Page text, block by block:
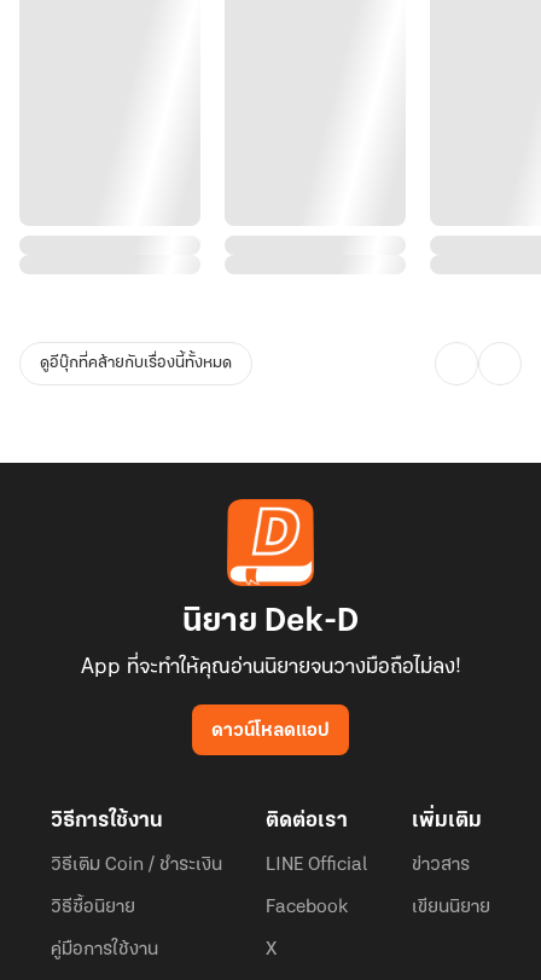
ดูอีบุ๊กที่คล้ายกับเรื่องนี้ทั้งหมด
นิยาย Dek-D
App ที่จะทำให้คุณอ่านนิยายจนวางมือถือไม่ลง!
ดาวน์โหลดแอป
วิธีการใช้งาน
วิธีเติม Coin / ชำระเงิน
วิธีซื้อนิยาย
คู่มือการใช้งาน
ติดต่อเรา
LINE Official
Facebook
X
เพิ่มเติม
ข่าวสาร
เขียนนิยาย